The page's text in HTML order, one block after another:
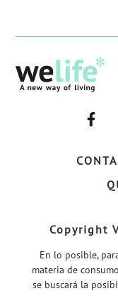
–
Copyright
En lo posible,
materia de
se buscará la